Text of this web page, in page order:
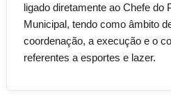
ligado diretamente ao Chefe do
Municipal, tendo como âmbito
coordenação, a execução e o
referentes a esportes e lazer.